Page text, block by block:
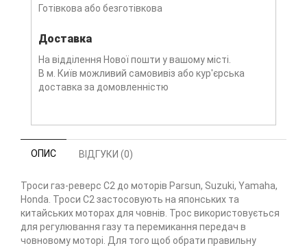
Готівкова або безготівкова
Доставка
На відділення Нової пошти у вашому місті.
В м. Київ можливий самовивіз або кур'єрська
доставка за домовленністю
ОПИС ВІДГУКИ (0)
Троси газ-реверс С2 до моторів Parsun, Suzuki, Yamaha,
Honda. Троси С2 застосовують на японських та
китайських моторах для човнів. Трос використовується
для регулювання газу та перемикання передач в
човновому моторі. Для того щоб обрати правильну